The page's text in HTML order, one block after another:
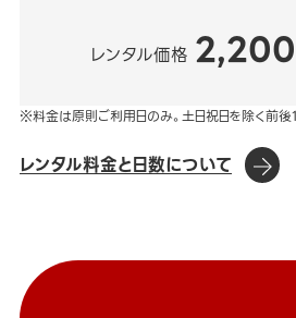
レンタル価格 2,200
※料金は原則ご利用日のみ。土日祝日を除く前後
レンタル料金と日数について